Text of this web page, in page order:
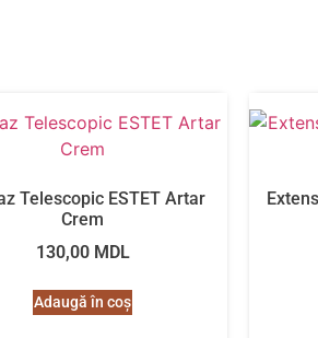
Telescopic ESTET Artar
Crem
130,00 MDL
Adaugă în coș